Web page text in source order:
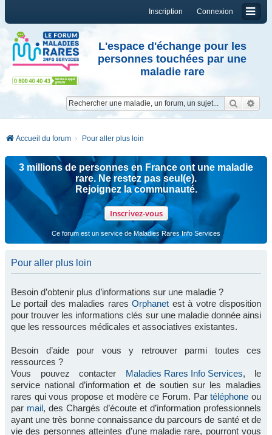
Connexion
Inscription
L'espace d'échange pour les
personnes touchées par une
maladie rare
Accueil du forum Pour aller plus loin
3 millions de personnes en France ont une maladie
rare. Ne restez pas seul(e).
Rejoignez la communauté.
Inscrivez-vous
Ce forum est un service de Maladies Rares Info Services
Pour aller plus loin
Besoin d’obtenir plus d’informations sur une maladie ?
Le portail des maladies raresOrphanet est à votre disposition
pour trouver les informations clés sur une maladie donnée ainsi
que les ressources médicales et associatives existantes.
Besoin d’aide pour vous y retrouver parmi toutes ces
ressources ?
Vous pouvez contacter Maladies Rares Info Services, le
service national d’information et de soutien sur les maladies
rares qui vous propose et modère ce Forum. Partéléphone ou
par mail, des Chargés d’écoute et d’information professionnels
ayant une très bonne connaissance du parcours de santé et de
vie des personnes atteintes d’une maladie rare, pourront vous